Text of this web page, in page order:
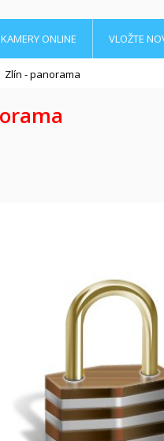
ONLINE VLOŽTE
Zlín - panorama